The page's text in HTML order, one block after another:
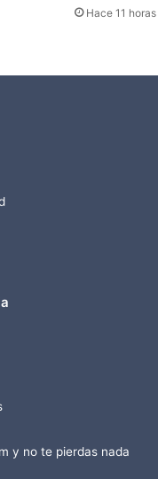
Hace 11 horas
y no te pierdas nada